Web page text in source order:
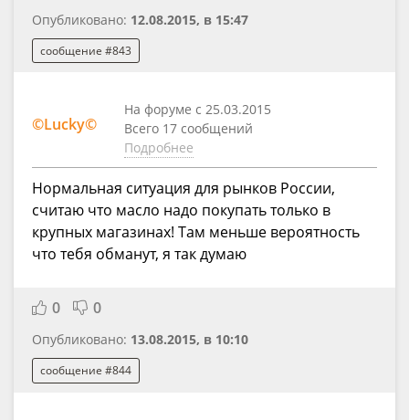
Опубликовано: 12.08.2015, в 15:47
сообщение #843
©Lucky©
На форуме с 25.03.2015
Всего 17 сообщений
Подробнее
Нормальная ситуация для рынков России,
считаю что масло надо покупать только в
крупных магазинах! Там меньше вероятность
что тебя обманут, я так думаю
0 0
Опубликовано: 13.08.2015, в 10:10
сообщение #844